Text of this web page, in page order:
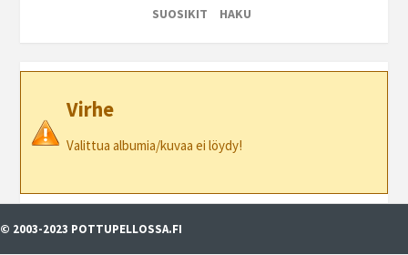
SUOSIKIT
HAKU
Virhe
Valittua albumia/kuvaa ei löydy!
© 2003-2023 POTTUPELLOSSA.FI